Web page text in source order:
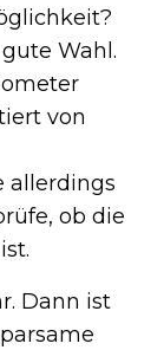
Wahl.
von
allerdings
ob die
Dann ist